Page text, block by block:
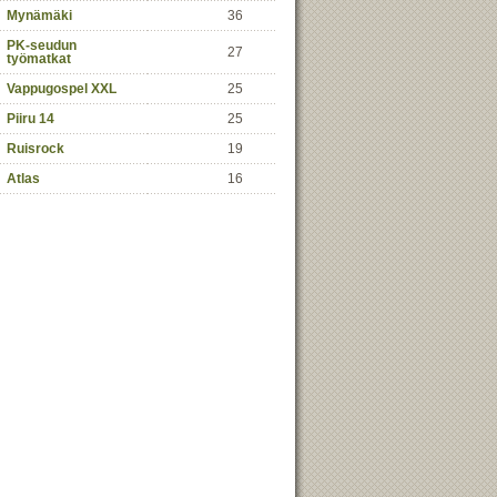
Mynämäki 36
PK-seudun
työmatkat
27
Vappugospel XXL
25
Piiru 14
25
Ruisrock
19
Atlas 16